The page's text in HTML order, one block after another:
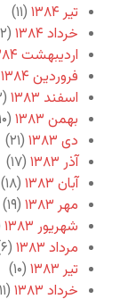
تیر ۱۳۸۴
(۱۱)
خرداد ۱۳۸۴
(۱۲)
اردیبهشت ۱۳۸۴
فروردین ۱۳۸۴
اسفند ۱۳۸۳
(۱۲)
بهمن ۱۳۸۳
(۱۰)
دی ۱۳۸۳
(۲۱)
آذر ۱۳۸۳
(۱۷)
آبان ۱۳۸۳
(۱۸)
مهر ۱۳۸۳
(۱۹)
شهریور ۱۳۸۳
مرداد ۱۳۸۳
(۶)
تیر ۱۳۸۳
(۱۰)
خرداد ۱۳۸۳
(۱۱)